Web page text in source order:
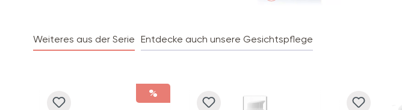
Weiteres aus der Serie Entdecke auch unsere Gesichtspflege
%